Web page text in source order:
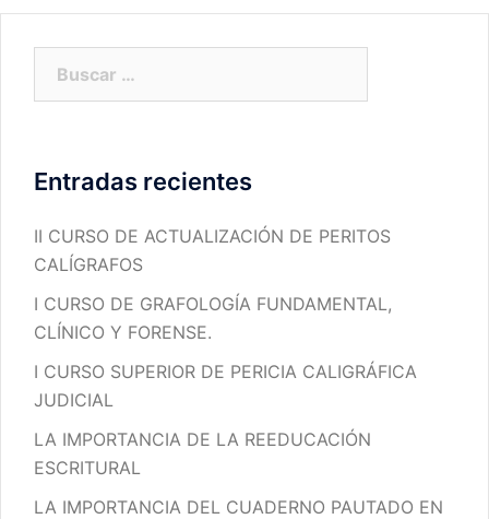
Entradas recientes
II CURSO DE ACTUALIZACIÓN DE PERITOS
CALÍGRAFOS
I CURSO DE GRAFOLOGÍA FUNDAMENTAL,
CLÍNICO Y FORENSE.
I CURSO SUPERIOR DE PERICIA CALIGRÁFICA
JUDICIAL
LA IMPORTANCIA DE LA REEDUCACIÓN
ESCRITURAL
LA IMPORTANCIA DEL CUADERNO PAUTADO EN